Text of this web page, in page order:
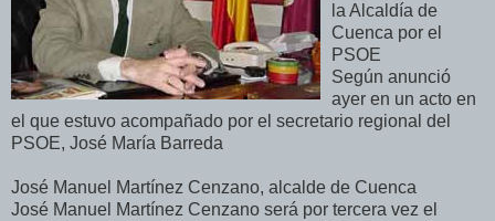
la Alcaldía de
Cuenca por el
PSOE
Según anunció
ayer en un acto en
el que estuvo acompañado por el secretario regional del
PSOE, José María Barreda
José Manuel Martínez Cenzano, alcalde de Cuenca
José Manuel Martínez Cenzano será por tercera vez el